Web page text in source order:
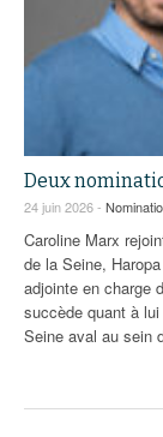
Deux
24 juin 2026 -
Caroline Marx
de la Seine,
adjointe en charge
succède quant à
Seine aval au sein